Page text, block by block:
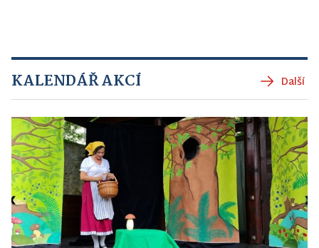
KALENDÁŘ AKCÍ Další